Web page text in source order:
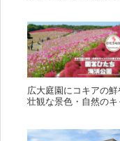
広大庭園にコキアの
壮観な景色・自然の